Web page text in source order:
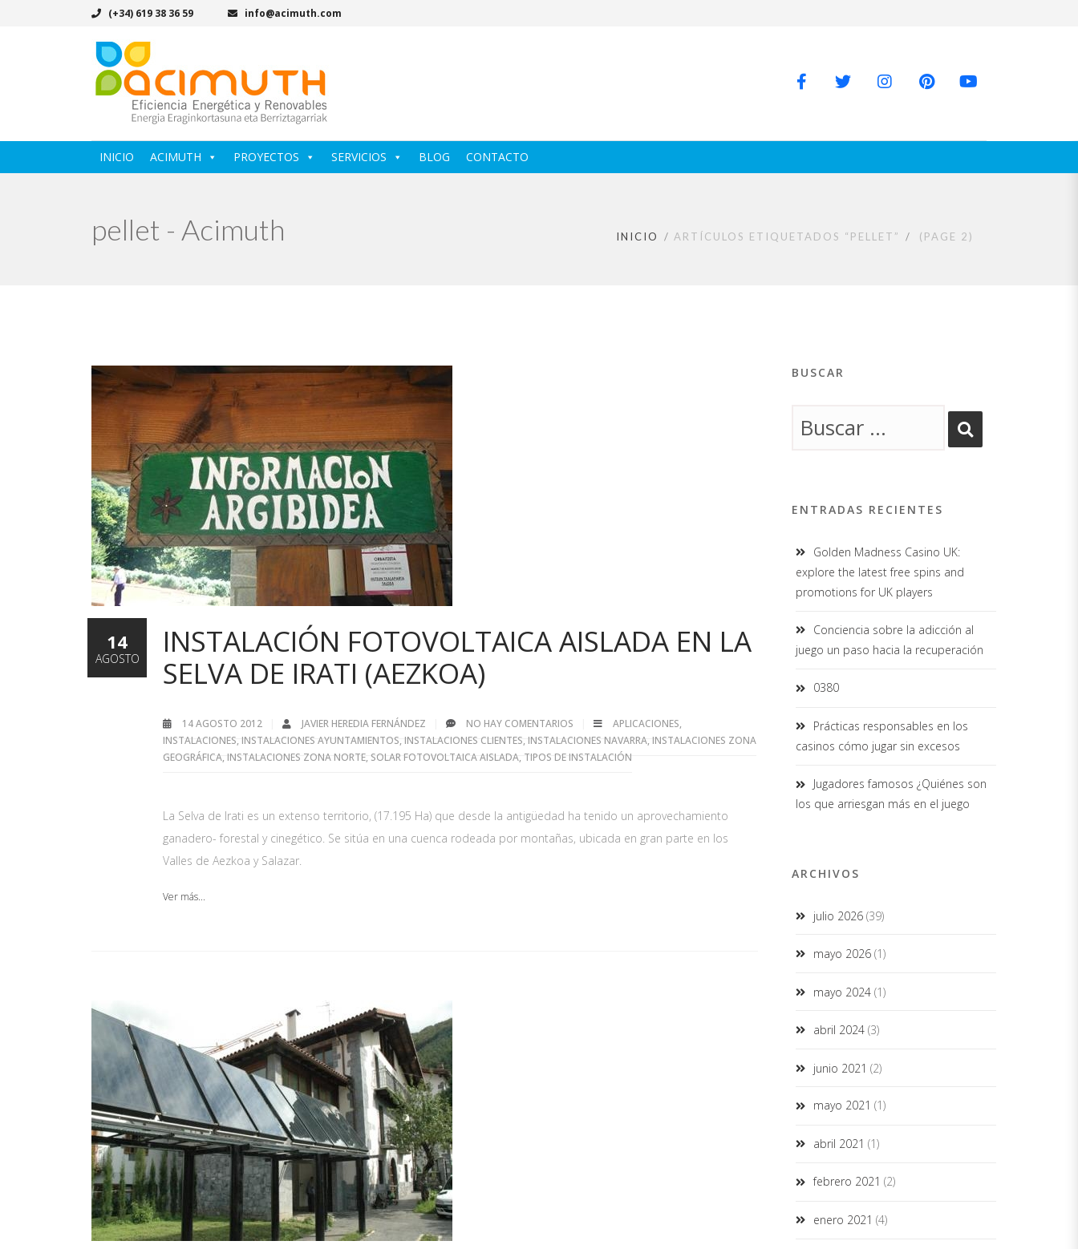
(+34) 619 38 36 59 info@acimuth.com
INICIO ACIMUTH PROYECTOS SERVICIOS BLOG CONTACTO
pellet - Acimuth INICIO ARTÍCULOS ETIQUETADOS “PELLET” (PAGE 2)
INSTALACIÓN FOTOVOLTAICA AISLADA EN LA
SELVA DE IRATI (AEZKOA)
14 AGOSTO 2012 JAVIER HEREDIA FERNÁNDEZ NO HAY COMENTARIOS APLICACIONES,
INSTALACIONES, INSTALACIONES AYUNTAMIENTOS, INSTALACIONES CLIENTES, INSTALACIONES NAVARRA, INSTALACIONES ZONA
GEOGRÁFICA, INSTALACIONES ZONA NORTE, SOLAR FOTOVOLTAICA AISLADA, TIPOS DE INSTALACIÓN
La Selva de Irati es un extenso territorio, (17.195 Ha) que desde la antigüedad ha tenido un aprovechamiento
ganadero- forestal y cinegético. Se sitúa en una cuenca rodeada por montañas, ubicada en gran parte en los
Valles de Aezkoa y Salazar.
Ver más...
14
AGOSTO
BUSCAR
ENTRADAS RECIENTES
Golden Madness Casino UK:
explore the latest free spins and
promotions for UK players
Conciencia sobre la adicción al
juego un paso hacia la recuperación
0380
Prácticas responsables en los
casinos cómo jugar sin excesos
Jugadores famosos ¿Quiénes son
los que arriesgan más en el juego
ARCHIVOS
julio 2026 (39)
mayo 2026 (1)
mayo 2024 (1)
abril 2024 (3)
junio 2021 (2)
mayo 2021 (1)
abril 2021 (1)
febrero 2021 (2)
enero 2021 (4)